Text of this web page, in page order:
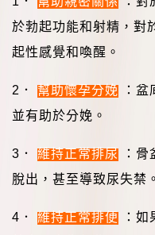
於勃起功能和射精，對
起性感覺和喚醒。
2 ． 幫助懷孕分娩
：
並有助於分娩。
3 ． 維持正常排尿
：
脫出，甚至導致尿失禁。
4 ． 維持正常排便
：